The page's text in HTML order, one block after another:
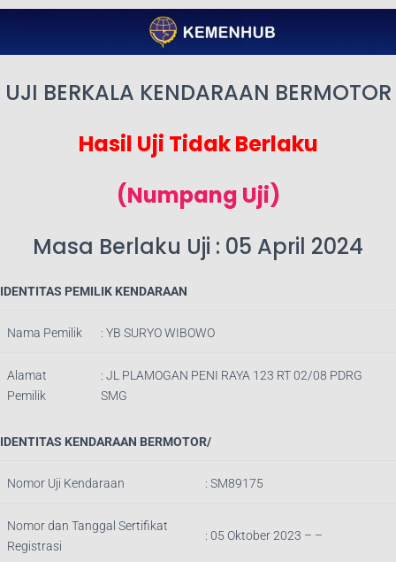
UJI BERKALA KENDARAAN BERMOTOR
Hasil Uji Tidak Berlaku
(Numpang Uji)
Masa Berlaku Uji : 05 April 2024
IDENTITAS PEMILIK KENDARAAN
Nama Pemilik : YB SURYO WIBOWO
Alamat
Pemilik
: JL PLAMOGAN PENI RAYA 123 RT 02/08 PDRG
SMG
IDENTITAS KENDARAAN BERMOTOR/
Nomor Uji Kendaraan : SM89175
Nomor dan Tanggal Sertifikat
Registrasi
: 05 Oktober 2023 – –